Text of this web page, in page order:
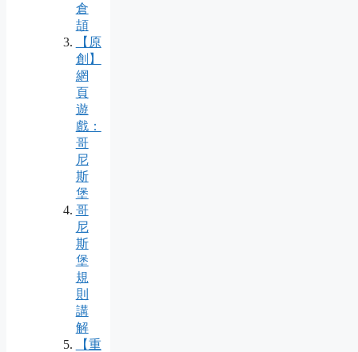
倉
頡
【原
創】
網
頁
遊
戲：
哥
尼
斯
堡
哥
尼
斯
堡
規
則
講
解
【重